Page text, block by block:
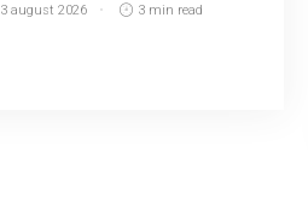
3 august 2026 3 min read